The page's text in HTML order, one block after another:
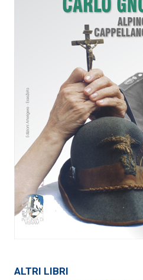
ALTRI LIBRI